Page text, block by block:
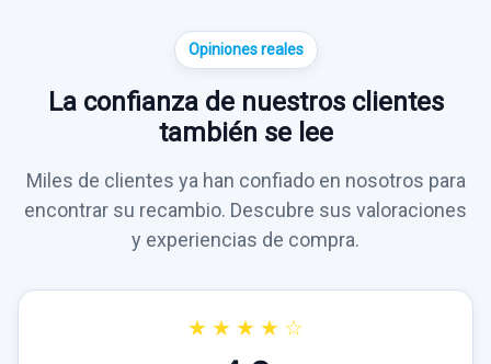
Opiniones reales
La confianza de nuestros clientes
también se lee
Miles de clientes ya han confiado en nosotros para
encontrar su recambio. Descubre sus valoraciones
y experiencias de compra.
★ ★ ★ ★ ☆